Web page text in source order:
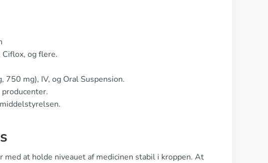
Ciflox, og flere.
mg), IV, og Oral Suspension.
at holde niveauet af medicinen stabil i kroppen. At